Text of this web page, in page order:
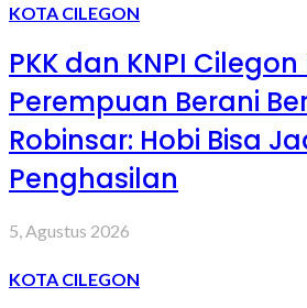
KOTA CILEGON
PKK dan KNPI
Perempuan Berani
Robinsar: Hobi Bisa
Penghasilan
5, Agustus 2026
KOTA CILEGON